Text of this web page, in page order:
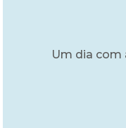
Um dia com